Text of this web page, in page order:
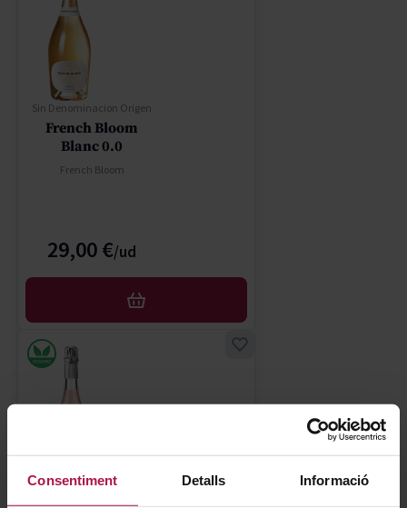
Consentiment Detalls Informació
Sin Denominacion Origen
French Bloom
Blanc 0.0
French Bloom
29,00 €
AFEGIR